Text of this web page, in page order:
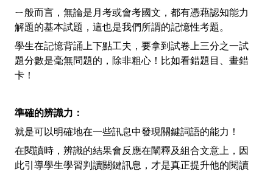
ㄧ般而言，無論是月考或會考國文，都有憑藉認知能力
解題的基本試題，這也是我們所謂的記憶性考題。
學生在記憶背誦上下點工夫，要拿到試卷上三分之一試
題分數是毫無問題的，除非粗心！比如看錯題目、畫錯
卡！
準確的辨識力：
就是可以明確地在一些訊息中發現關鍵詞語的能力！
在閱讀時，辨識的結果會反應在闡釋及組合文意上，因
此引導學生學習判讀關鍵訊息，才是真正提升他的閱讀